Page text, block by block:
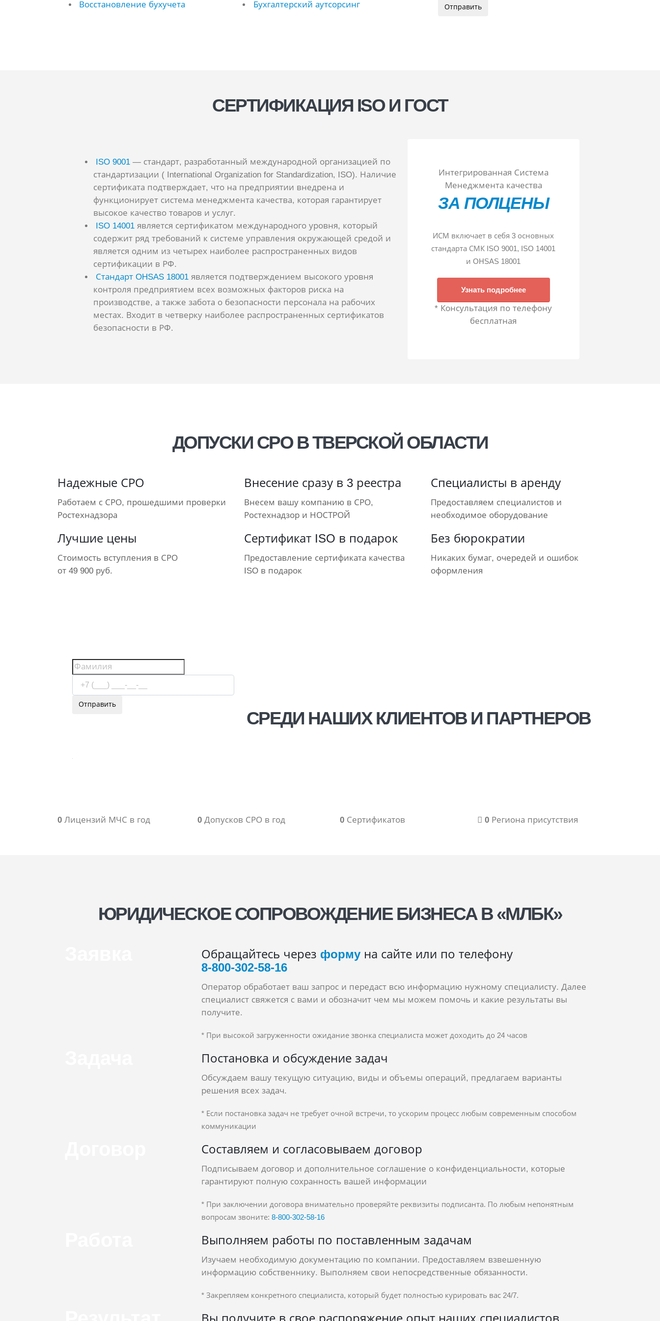
Восстановление бухучета
Бухгалтерский аутсорсинг
Отправить
СЕРТИФИКАЦИЯ ISO И ГОСТ
ISO 9001— стандарт, разработанный международной организацией по
стандартизации ( International Organization for Standardization, ISO). Наличие
сертификата подтверждает, что на предприятии внедрена и
функционирует система менеджмента качества, которая гарантирует
высокое качество товаров и услуг.
ISO 14001является сертификатом международного уровня, который
содержит ряд требований к системе управления окружающей средой и
является одним из четырех наиболее распространенных видов
сертификации в РФ.
Стандарт OHSAS 18001является подтверждением высокого уровня
контроля предприятием всех возможных факторов риска на
производстве, а также забота о безопасности персонала на рабочих
местах. Входит в четверку наиболее распространенных сертификатов
безопасности в РФ.
Интегрированная Система
Менеджмента качества
ЗА ПОЛЦЕНЫ
ИСМ включает в себя 3 основных
стандарта СМК ISO 9001, ISO 14001
и OHSAS 18001
Узнать подробнее
* Консультация по телефону
бесплатная
ДОПУСКИ СРО В ТВЕРСКОЙ ОБЛАСТИ
Надежные СРО
Работаем с СРО, прошедшими проверки
Ростехнадзора
Внесение сразу в 3 реестра
Внесем вашу компанию в СРО,
Ростехнадзор и НОСТРОЙ
Специалисты в аренду
Предоставляем специалистов и
необходимое оборудование
Лучшие цены
Стоимость вступления в СРО
от 49 900 руб.
Сертификат ISO в подарок
Предоставление сертификата качества
ISO в подарок
Без бюрократии
Никаких бумаг, очередей и ошибок
оформления
Отправить
СРЕДИ НАШИХ КЛИЕНТОВ И ПАРТНЕРОВ
0 Лицензий МЧС в год 0 Допусков СРО в год 0 Сертификатов 0 Региона присутствия
ЮРИДИЧЕСКОЕ СОПРОВОЖДЕНИЕ БИЗНЕСА В «МЛБК»
Обращайтесь через формуна сайте или по телефону
8‑800‑302‑58‑16
Оператор обработает ваш запрос и передаст всю информацию нужному специалисту. Далее
специалист свяжется с вами и обозначит чем мы можем помочь и какие результаты вы
получите.
* При высокой загруженности ожидание звонка специалиста может доходить до 24 часов
Постановка и обсуждение задач
Обсуждаем вашу текущую ситуацию, виды и объемы операций, предлагаем варианты
решения всех задач.
* Если постановка задач не требует очной встречи, то ускорим процесс любым современным способом
коммуникации
Составляем и согласовываем договор
Подписываем договор и дополнительное соглашение о конфиденциальности, которые
гарантируют полную сохранность вашей информации
* При заключении договора внимательно проверяйте реквизиты подписанта. По любым непонятным
вопросам звоните: 8‑800‑302‑58‑16
Выполняем работы по поставленным задачам
Изучаем необходимую документацию по компании. Предоставляем взвешенную
информацию собственнику. Выполняем свои непосредственные обязанности.
* Закрепляем конкретного специалиста, который будет полностью курировать вас 24/7.
Вы получите в свое распоряжение опыт наших специалистов